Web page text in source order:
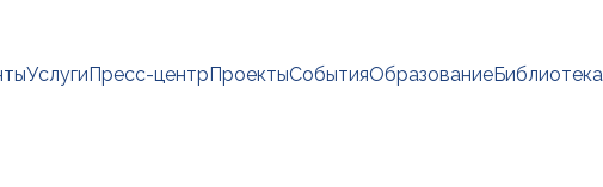
УслугиПресс-центрПроектыСобытияОбразованиеБиблиотека